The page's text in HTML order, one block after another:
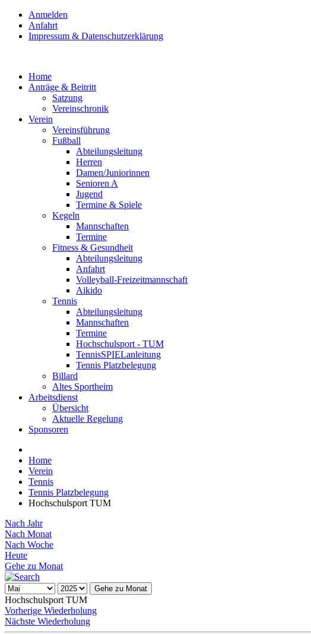
Anmelden
Anfahrt
Impressum & Datenschutzerklärung
Home
Anträge & Beitritt
Satzung
Vereinschronik
Verein
Vereinsführung
Fußball
Abteilungsleitung
Herren
Damen/Juniorinnen
Senioren A
Jugend
Termine & Spiele
Kegeln
Mannschaften
Termine
Fitness & Gesundheit
Abteilungsleitung
Anfahrt
Volleyball-Freizeitmannschaft
Aikido
Tennis
Abteilungsleitung
Mannschaften
Termine
Hochschulsport - TUM
TennisSPIELanleitung
Tennis Platzbelegung
Billard
Altes Sportheim
Arbeitsdienst
Übersicht
Aktuelle Regelung
Sponsoren
Home
Verein
Tennis
Tennis Platzbelegung
Hochschulsport TUM
Nach Jahr
Nach Monat
Nach Woche
Heute
Gehe zu Monat
Gehe zu Monat
Hochschulsport TUM
Vorherige Wiederholung
Nächste Wiederholung